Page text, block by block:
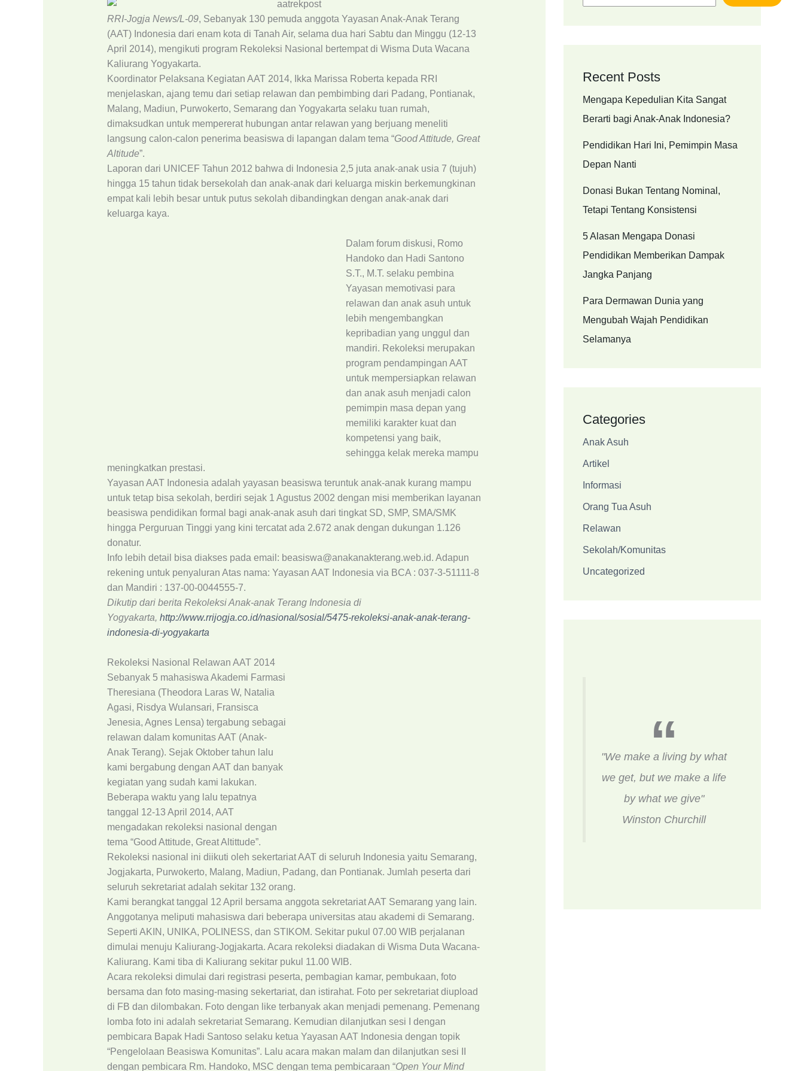
RRI-Jogja News/L-09, Sebanyak 130 pemuda anggota Yayasan Anak-Anak Terang
(AAT) Indonesia dari enam kota di Tanah Air, selama dua hari Sabtu dan Minggu (12-13
April 2014), mengikuti program Rekoleksi Nasional bertempat di Wisma Duta Wacana
Kaliurang Yogyakarta.
Koordinator Pelaksana Kegiatan AAT 2014, Ikka Marissa Roberta kepada RRI
menjelaskan, ajang temu dari setiap relawan dan pembimbing dari Padang, Pontianak,
Malang, Madiun, Purwokerto, Semarang dan Yogyakarta selaku tuan rumah,
dimaksudkan untuk mempererat hubungan antar relawan yang berjuang meneliti
langsung calon-calon penerima beasiswa di lapangan dalam tema “Good Attitude, Great
Altitude”.
Laporan dari UNICEF Tahun 2012 bahwa di Indonesia 2,5 juta anak-anak usia 7 (tujuh)
hingga 15 tahun tidak bersekolah dan anak-anak dari keluarga miskin berkemungkinan
empat kali lebih besar untuk putus sekolah dibandingkan dengan anak-anak dari
keluarga kaya.
Dalam forum diskusi, Romo
Handoko dan Hadi Santono
S.T., M.T. selaku pembina
Yayasan memotivasi para
relawan dan anak asuh untuk
lebih mengembangkan
kepribadian yang unggul dan
mandiri. Rekoleksi merupakan
program pendampingan AAT
untuk mempersiapkan relawan
dan anak asuh menjadi calon
pemimpin masa depan yang
memiliki karakter kuat dan
kompetensi yang baik,
sehingga kelak mereka mampu
meningkatkan prestasi.
Yayasan AAT Indonesia adalah yayasan beasiswa teruntuk anak-anak kurang mampu
untuk tetap bisa sekolah, berdiri sejak 1 Agustus 2002 dengan misi memberikan layanan
beasiswa pendidikan formal bagi anak-anak asuh dari tingkat SD, SMP, SMA/SMK
hingga Perguruan Tinggi yang kini tercatat ada 2.672 anak dengan dukungan 1.126
donatur.
Info lebih detail bisa diakses pada email: beasiswa@anakanakterang.web.id. Adapun
rekening untuk penyaluran Atas nama: Yayasan AAT Indonesia via BCA : 037-3-51111-8
dan Mandiri : 137-00-0044555-7.
Dikutip dari berita Rekoleksi Anak-anak Terang Indonesia di
Yogyakarta, http://www.rrijogja.co.id/nasional/sosial/5475-rekoleksi-anak-anak-terang-
indonesia-di-yogyakarta
Rekoleksi Nasional Relawan AAT 2014
Sebanyak 5 mahasiswa Akademi Farmasi
Theresiana (Theodora Laras W, Natalia
Agasi, Risdya Wulansari, Fransisca
Jenesia, Agnes Lensa) tergabung sebagai
relawan dalam komunitas AAT (Anak-
Anak Terang). Sejak Oktober tahun lalu
kami bergabung dengan AAT dan banyak
kegiatan yang sudah kami lakukan.
Beberapa waktu yang lalu tepatnya
tanggal 12-13 April 2014, AAT
mengadakan rekoleksi nasional dengan
tema “Good Attitude, Great Altittude”.
Rekoleksi nasional ini diikuti oleh sekertariat AAT di seluruh Indonesia yaitu Semarang,
Jogjakarta, Purwokerto, Malang, Madiun, Padang, dan Pontianak. Jumlah peserta dari
seluruh sekretariat adalah sekitar 132 orang.
Kami berangkat tanggal 12 April bersama anggota sekretariat AAT Semarang yang lain.
Anggotanya meliputi mahasiswa dari beberapa universitas atau akademi di Semarang.
Seperti AKIN, UNIKA, POLINESS, dan STIKOM. Sekitar pukul 07.00 WIB perjalanan
dimulai menuju Kaliurang-Jogjakarta. Acara rekoleksi diadakan di Wisma Duta Wacana-
Kaliurang. Kami tiba di Kaliurang sekitar pukul 11.00 WIB.
Acara rekoleksi dimulai dari registrasi peserta, pembagian kamar, pembukaan, foto
bersama dan foto masing-masing sekertariat, dan istirahat. Foto per sekretariat diupload
di FB dan dilombakan. Foto dengan like terbanyak akan menjadi pemenang. Pemenang
lomba foto ini adalah sekretariat Semarang. Kemudian dilanjutkan sesi I dengan
pembicara Bapak Hadi Santoso selaku ketua Yayasan AAT Indonesia dengan topik
“Pengelolaan Beasiswa Komunitas”. Lalu acara makan malam dan dilanjutkan sesi II
dengan pembicara Rm. Handoko, MSC dengan tema pembicaraan “Open Your Mind
Recent Posts
Mengapa Kepedulian Kita Sangat
Berarti bagi Anak-Anak Indonesia?
Pendidikan Hari Ini, Pemimpin Masa
Depan Nanti
Donasi Bukan Tentang Nominal,
Tetapi Tentang Konsistensi
5 Alasan Mengapa Donasi
Pendidikan Memberikan Dampak
Jangka Panjang
Para Dermawan Dunia yang
Mengubah Wajah Pendidikan
Selamanya
Categories
Anak Asuh
Artikel
Informasi
Orang Tua Asuh
Relawan
Sekolah/Komunitas
Uncategorized
"We make a living by what
we get, but we make a life
by what we give"
Winston Churchill